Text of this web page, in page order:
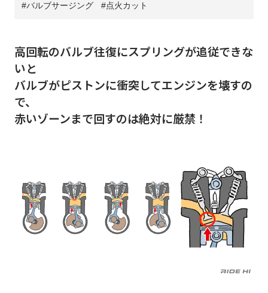
バルブサージング
点火カット
高回転のバルブ往復にスプリングが追従できな
いと
バルブがピストンに衝突してエンジンを壊すの
で、
赤いゾーンまで回すのは絶対に厳禁！